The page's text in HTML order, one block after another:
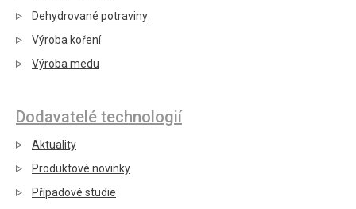
Dehydrované potraviny
Výroba koření
Výroba medu
Dodavatelé technologií
Aktuality
Produktové novinky
Případové studie